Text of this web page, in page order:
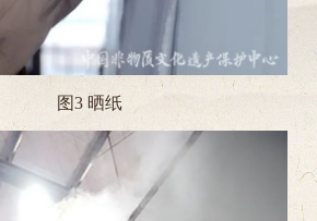
图3 晒纸